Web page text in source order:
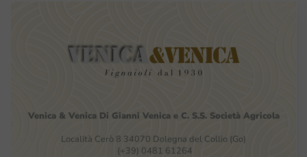
Venica & Venica Di Gianni Venica e C. S.S. Società Agricola
Località Cerò 8 34070 Dolegna del Collio (Go)
(+39) 0481 61264